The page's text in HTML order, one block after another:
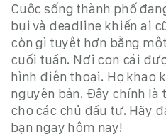
Cuộc sống thành phố
bụi và deadline khiến ai
còn gì tuyệt hơn bằng
cuối tuần. Nơi con cái
hình điện thoại. Họ khao
nguyên bản. Đây chính là
cho các chủ đầu tư. Hãy
bạn ngay hôm nay!